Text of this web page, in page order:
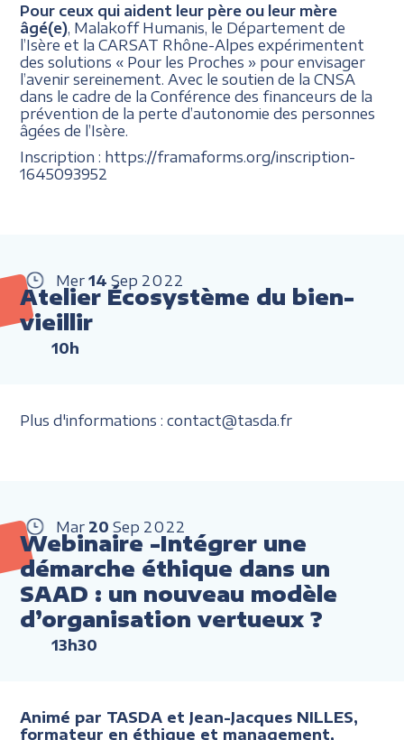
Pour ceux qui aident leur père ou leur mère
âgé(e) , Malakoff Humanis, le Département de
l’Isère et la CARSAT Rhône-Alpes expérimentent
des solutions « Pour les Proches » pour envisager
l’avenir sereinement. Avec le soutien de la CNSA
dans le cadre de la Conférence des financeurs de la
prévention de la perte d’autonomie des personnes
âgées de l’Isère.
Inscription : https://framaforms.org/inscription-
1645093952
Mer 14 Sep 2022
Atelier Écosystème du bien-
vieillir
10h
Plus d'informations : contact@tasda.fr
Mar 20 Sep 2022
Webinaire -Intégrer une
démarche éthique dans un
SAAD : un nouveau modèle
d’organisation vertueux ?
13h30
Animé par TASDA et Jean-Jacques NILLES,
formateur en éthique et management,